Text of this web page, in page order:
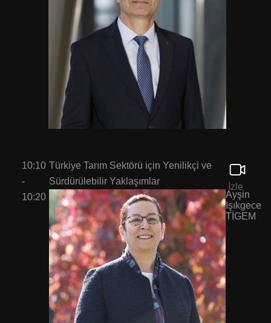
10:10
-
10:20
Türkiye Tarım Sektörü için Yenilikçi ve
Sürdürülebilir Yaklaşımlar
Ayşin
Işıkgece
TİGEM
İzle